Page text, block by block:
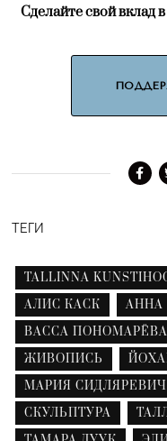
Сделайте свой вклад
ТЕГИ
TALLINNA
АЛИС КАСК
ВАССА ПОНОМАРЁВА
ЖИВОПИСЬ
МАРИЯ СИДЛЯРЕВИЧ
СКУЛЬПТУРА